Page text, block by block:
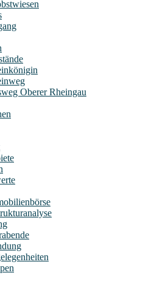
Oberer Rheingau